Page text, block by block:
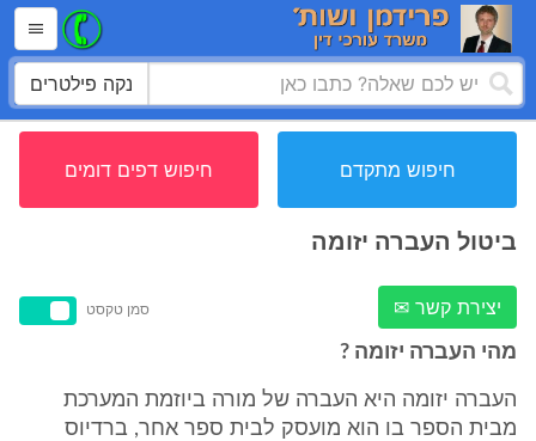
נקה פילטרים
חיפוש מתקדם חיפוש דפים דומים
ביטול העברה יזומה
יצירת קשר ✉ סמן טקסט
מהי העברה יזומה ?
העברה יזומה היא העברה של מורה ביוזמת המערכת
מבית הספר בו הוא מועסק לבית ספר אחר, ברדיוס